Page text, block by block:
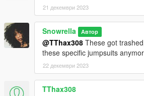
21 декември 2023
Snowrella Автор
@TThax308 These got
these specific jumpsuits
22 декември 2023
TThax308